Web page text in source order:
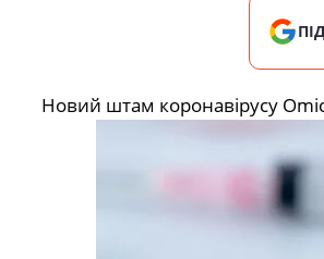
Новий штам коронавірусу